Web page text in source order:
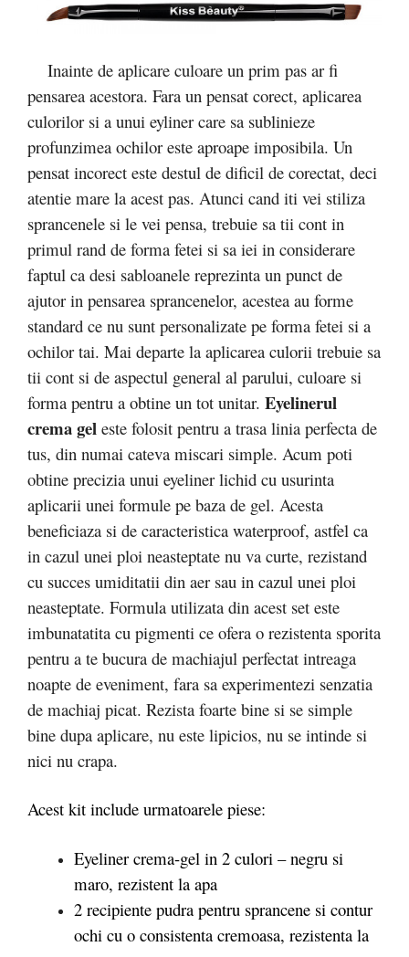
Inainte de aplicare culoare un prim pas ar fi
pensarea acestora. Fara un pensat corect, aplicarea
culorilor si a unui eyliner care sa sublinieze
profunzimea ochilor este aproape imposibila. Un
pensat incorect este destul de dificil de corectat, deci
atentie mare la acest pas. Atunci cand iti vei stiliza
sprancenele si le vei pensa, trebuie sa tii cont in
primul rand de forma fetei si sa iei in considerare
faptul ca desi sabloanele reprezinta un punct de
ajutor in pensarea sprancenelor, acestea au forme
standard ce nu sunt personalizate pe forma fetei si a
ochilor tai. Mai departe la aplicarea culorii trebuie sa
tii cont si de aspectul general al parului, culoare si
forma pentru a obtine un tot unitar. Eyelinerul
crema gel este folosit pentru a trasa linia perfecta de
tus, din numai cateva miscari simple. Acum poti
obtine precizia unui eyeliner lichid cu usurinta
aplicarii unei formule pe baza de gel. Acesta
beneficiaza si de caracteristica waterproof, astfel ca
in cazul unei ploi neasteptate nu va curte, rezistand
cu succes umiditatii din aer sau in cazul unei ploi
neasteptate. Formula utilizata din acest set este
imbunatatita cu pigmenti ce ofera o rezistenta sporita
pentru a te bucura de machiajul perfectat intreaga
noapte de eveniment, fara sa experimentezi senzatia
de machiaj picat. Rezista foarte bine si se simple
bine dupa aplicare, nu este lipicios, nu se intinde si
nici nu crapa.
Acest kit include urmatoarele piese:
Eyeliner crema-gel in 2 culori – negru si
maro, rezistent la apa
2 recipiente pudra pentru sprancene si contur
ochi cu o consistenta cremoasa, rezistenta la